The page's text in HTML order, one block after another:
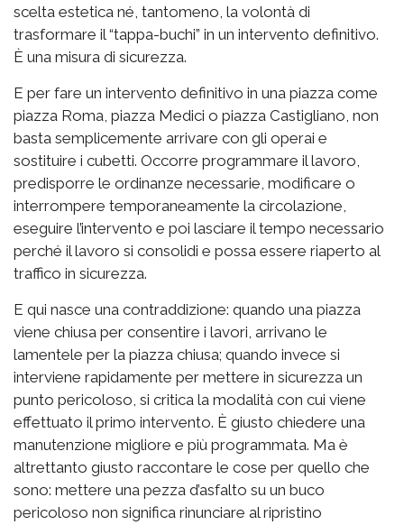
scelta estetica né, tantomeno, la volontà di
trasformare il “tappa-buchi” in un intervento definitivo.
È una misura di sicurezza.
E per fare un intervento definitivo in una piazza come
piazza Roma, piazza Medici o piazza Castigliano, non
basta semplicemente arrivare con gli operai e
sostituire i cubetti. Occorre programmare il lavoro,
predisporre le ordinanze necessarie, modificare o
interrompere temporaneamente la circolazione,
eseguire l’intervento e poi lasciare il tempo necessario
perché il lavoro si consolidi e possa essere riaperto al
traffico in sicurezza.
E qui nasce una contraddizione: quando una piazza
viene chiusa per consentire i lavori, arrivano le
lamentele per la piazza chiusa; quando invece si
interviene rapidamente per mettere in sicurezza un
punto pericoloso, si critica la modalità con cui viene
effettuato il primo intervento. È giusto chiedere una
manutenzione migliore e più programmata. Ma è
altrettanto giusto raccontare le cose per quello che
sono: mettere una pezza d’asfalto su un buco
pericoloso non significa rinunciare al ripristino